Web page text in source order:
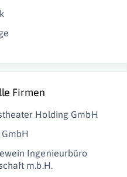
Firmen
Holding GmbH
Ingenieurbüro
m.b.H.